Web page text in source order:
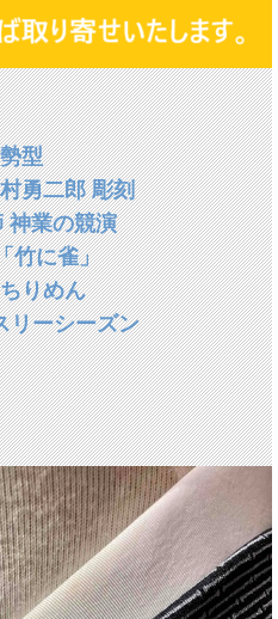
型
勇二郎 彫刻
神業の競演
竹に雀」
りめん
リーシーズン